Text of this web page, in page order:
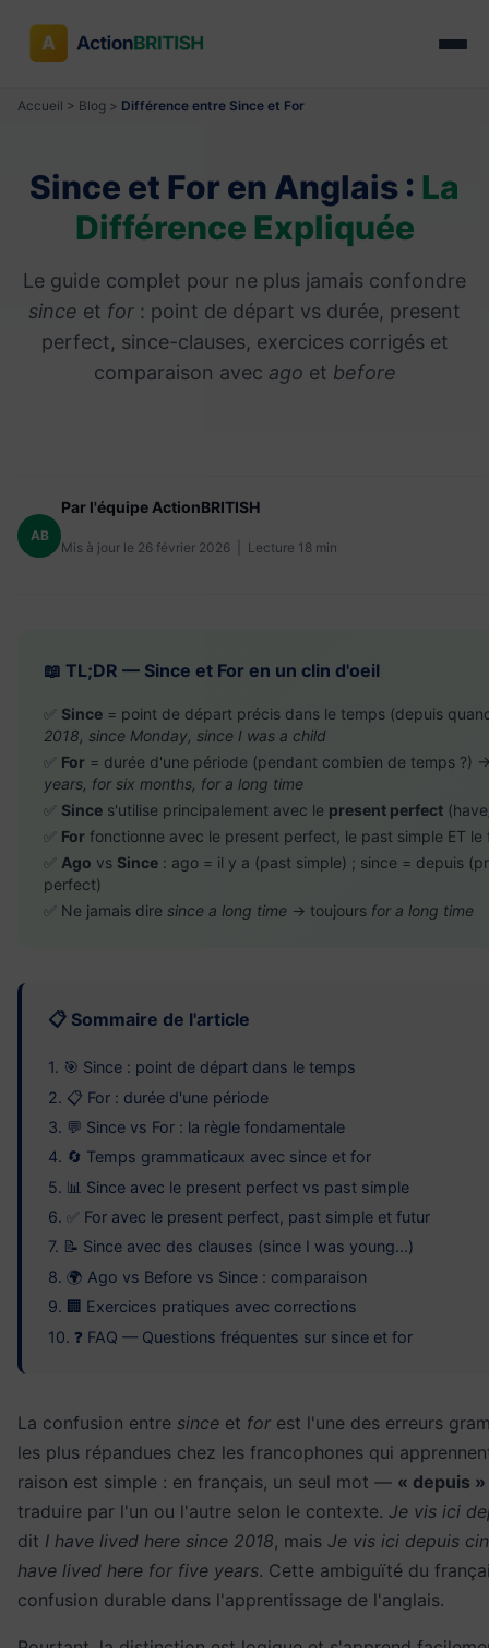
Accueil > Blog > Différence entre Since et For
Since et For en Anglais : La
Différence Expliquée
Le guide complet pour ne plus jamais confondre
since et for : point de départ vs durée, present
perfect, since-clauses, exercices corrigés et
comparaison avec ago et before
AB
Par l'équipe ActionBRITISH
Mis à jour le 26 février 2026 | Lecture 18 min
📖 TL;DR — Since et For en un clin d'oeil
✅ Since = point de départ précis dans le temps (depuis
2018, since Monday, since I was a child
✅ For = durée d'une période (pendant combien de temps ?)
years, for six months, for a long time
✅ Since s'utilise principalement avec le present perfect
✅ For fonctionne avec le present perfect, le past simple ET le
✅ Ago vs Since : ago = il y a (past simple) ; since = depuis
perfect)
✅ Ne jamais dire since a long time → toujours for a long time
📋 Sommaire de l'article
1. 🎯 Since : point de départ dans le temps
2. 📋 For : durée d'une période
3. 💬 Since vs For : la règle fondamentale
4. 🔄 Temps grammaticaux avec since et for
5. 📊 Since avec le present perfect vs past simple
6. ✅ For avec le present perfect, past simple et futur
7. 📝 Since avec des clauses (since I was young...)
8. 🌍 Ago vs Before vs Since : comparaison
9. 🏢 Exercices pratiques avec corrections
10. ❓ FAQ — Questions fréquentes sur since et for
La confusion entre since et for est l'une des erreurs
les plus répandues chez les francophones qui
raison est simple : en français, un seul mot — « depuis »
traduire par l'un ou l'autre selon le contexte. Je vis ici
dit I have lived here since 2018, mais Je vis ici depuis
have lived here for five years. Cette ambiguïté du
confusion durable dans l'apprentissage de l'anglais.